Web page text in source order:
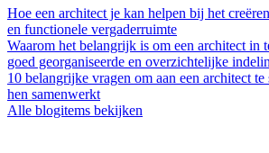
Hoe een architect je kan helpen bij het
en functionele vergaderruimte
Waarom het belangrijk is om een architect in
goed georganiseerde en overzichtelijke
10 belangrijke vragen om aan een architect
hen samenwerkt
Alle blogitems bekijken